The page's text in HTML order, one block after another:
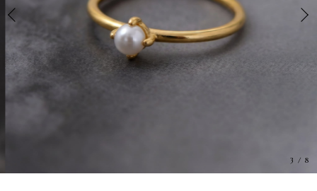
3 /8